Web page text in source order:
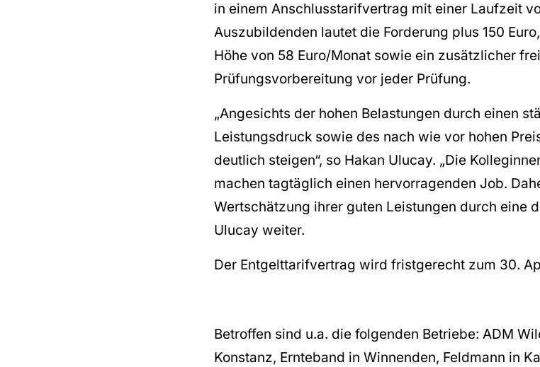
in einem Anschlusstarifvertrag mit einer Laufzeit
Auszubildenden lautet die Forderung plus 150
Höhe von 58 Euro/Monat sowie ein zusätzlicher
Prüfungsvorbereitung vor jeder Prüfung.
„Angesichts der hohen Belastungen durch einen
Leistungsdruck sowie des nach wie vor hohen
deutlich steigen“, so Hakan Ulucay. „Die
machen tagtäglich einen hervorragenden Job.
Wertschätzung ihrer guten Leistungen durch eine
Ulucay weiter.
Der Entgelttarifvertrag wird fristgerecht zum 30.
Betroffen sind u.a. die folgenden Betriebe: ADM
Konstanz, Ernteband in Winnenden, Feldmann in